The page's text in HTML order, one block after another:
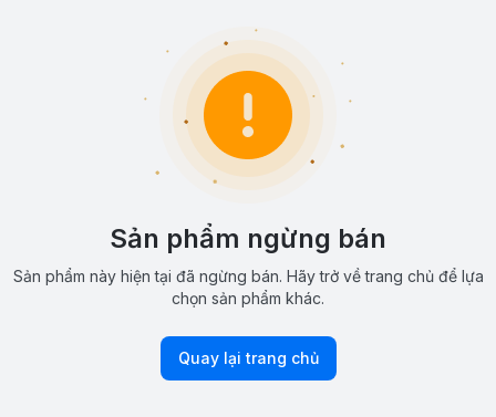
Sản phẩm ngừng bán
Sản phẩm này hiện tại đã ngừng bán. Hãy trở về trang chủ để lựa
chọn sản phẩm khác.
Quay lại trang chủ